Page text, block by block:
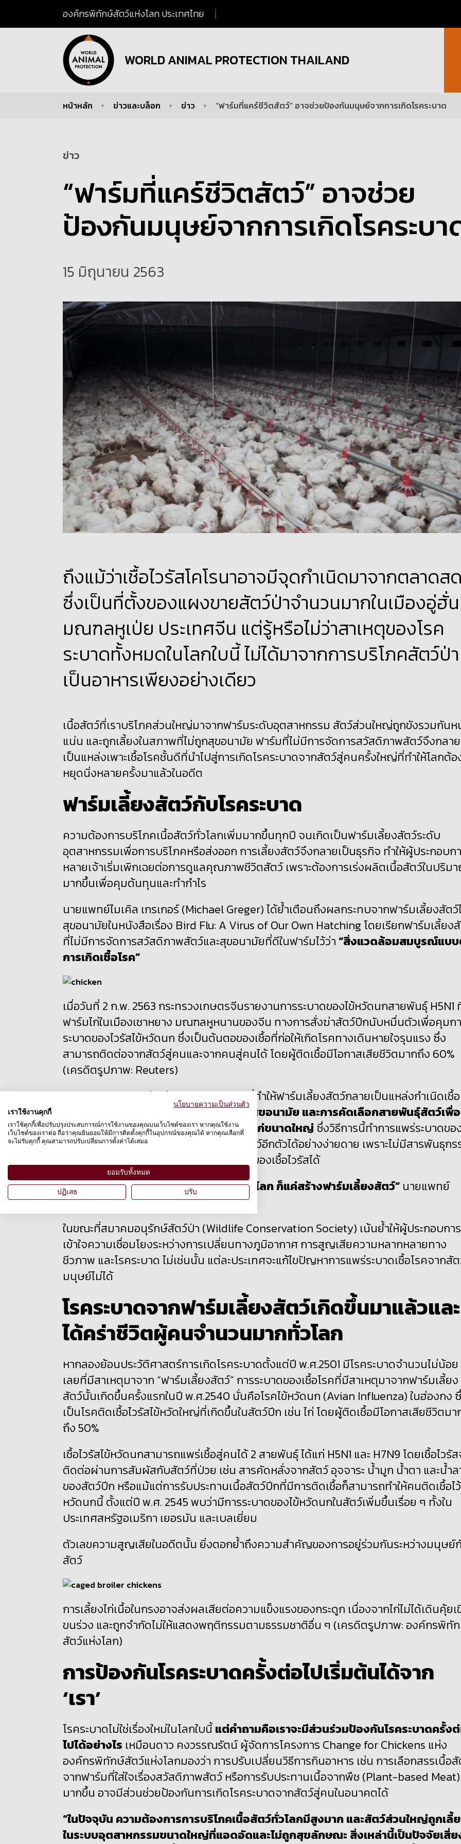
องค์กรพิทักษ์สัตว์แห่งโลก ประเทศไทย
WORLD ANIMAL PROTECTION THAILAND
You are here:หน้าหลัก ข่าวและบล็อก ข่าว “ฟาร์มที่แคร์ชีวิตสัตว์” อาจช่วยป้องกันมนุษย์จากการเกิดโรคระบาด
“ฟาร์มที่แคร์ชีวิตสัตว์” อาจช่วย
ป้องกันมนุษย์จากการเกิดโรคระบา
ข่าว
15 มิถุนายน 2563
ถึงแม้ว่าเชื้อไวรัสโคโรนาอาจมีจุดกำเนิดมาจากตลาดส
ซึ่งเป็นที่ตั้งของแผงขายสัตว์ป่าจำนวนมากในเมืองอู่ฮั่น
มณฑลหูเป่ย ประเทศจีน แต่รู้หรือไม่ว่าสาเหตุของโรค
ระบาดทั้งหมดในโลกใบนี้ ไม่ได้มาจากการบริโภคสัตว์ป่า
เป็นอาหารเพียงอย่างเดียว
เนื้อสัตว์ที่เราบริโภคส่วนใหญ่มาจากฟาร์มระดับอุตสาหกรรม สัตว์ส่วนใหญ่ถูกขังรวมกันห
แน่น และถูกเลี้ยงในสภาพที่ไม่ถูกสุขอนามัย ฟาร์มที่ไม่มีการจัดการสวัสดิภาพสัตว์จึงกลาย
เป็นแหล่งเพาะเชื้อโรคชั้นดีที่นำไปสู่การเกิดโรคระบาดจากสัตว์สู่คนครั้งใหญ่ที่ทำให้โลกต้อ
หยุดนิ่งหลายครั้งมาแล้วในอดีต
ฟาร์มเลี้ยงสัตว์กับโรคระบาด
ความต้องการบริโภคเนื้อสัตว์ทั่วโลกเพิ่มมากขึ้นทุกปี จนเกิดเป็นฟาร์มเลี้ยงสัตว์ระดับ
อุตสาหกรรมเพื่อการบริโภคหรือส่งออก การเลี้ยงสัตว์จึงกลายเป็นธุรกิจ ทำให้ผู้ประกอบก
หลายเจ้าเริ่มเพิกเฉยต่อการดูแลคุณภาพชีวิตสัตว์ เพราะต้องการเร่งผลิตเนื้อสัตว์ในปริม
มากขึ้นเพื่อคุมต้นทุนและทำกำไร
นายแพทย์ไมเคิล เกรเกอร์ (Michael Greger) ได้ย้ำเตือนถึงผลกระทบจากฟาร์มเลี้ยงสัตว์
สุขอนามัยในหนังสือเรื่อง Bird Flu: A Virus of Our Own Hatching โดยเรียกฟาร์มเลี้ยง
ที่ไม่มีการจัดการสวัสดิภาพสัตว์และสุขอนามัยที่ดีในฟาร์มไว้ว่า“สิ่งแวดล้อมสมบูรณ์แบ
การเกิดเชื้อโรค”
เมื่อวันที่ 2 ก.พ. 2563 กระทรวงเกษตรจีนรายงานการระบาดของไข้หวัดนกสายพันธุ์H5N1
ฟาร์มไก่ในเมืองเชาหยาง มณฑลหูหนานของจีน ทางการสั่งฆ่าสัตว์ปีกนับหมื่นตัวเพื่อคุมก
ระบาดของไวรัสไข้หวัดนก ซึ่งเป็นต้นตอของเชื้อที่ก่อให้เกิดโรคทางเดินหายใจรุนแรง ซึ่ง
สามารถติดต่อจากสัตว์สู่คนและจากคนสู่คนได้โดยผู้ติดเชื้อมีโอกาสเสียชีวิตมากถึง 60%
(เครดิตรูปภาพ: Reuters)
นายแพทย์ไมเคิลกล่าวว่าสองเหตุผลหลักที่ทำให้ฟาร์มเลี้ยงสัตว์กลายเป็นแหล่งกำเนิดเชื้อ
สภาพแวดล้อมในฟาร์มขาดสุขอนามัยและการคัดเลือกสายพันธุ์สัตว์เพื่อ
ตอบโจทย์ความต้องการผู้บริโภค เช่น อกไก่ขนาดใหญ่ซึ่งวิธีการนี้ทำการแพร่ระบาดขอ
เชื้อไวรัสสามารถติดต่อจากสัตว์ตัวหนึ่งสู่สัตว์อีกตัวได้อย่างง่ายดาย เพราะไม่มีสารพันธุก
ที่แตกต่างกันมาช่วยหยุดยั้งการแพร่ระบาดของเชื้อไวรัสได้
“ถ้าอยากสร้างโรคระบาดที่จะแพร่ไปได้ทั่วโลก ก็แค่สร้างฟาร์มเลี้ยงสัตว์” นายแพทย์
ไมเคิลกล่าว
ในขณะที่สมาคมอนุรักษ์สัตว์ป่า (Wildlife Conservation Society) เน้นย้ำให้ผู้ประกอบการ
เข้าใจความเชื่อมโยงระหว่างการเปลี่ยนทางภูมิอากาศ การสูญเสียความหลากหลายทาง
ชีวภาพ และโรคระบาด ไม่เช่นนั้น แต่ละประเทศจะแก้ไขปัญหาการแพร่ระบาดเชื้อโรคจากสั
มนุษย์ไม่ได้
โรคระบาดจากฟาร์มเลี้ยงสัตว์เกิดขึ้นมาแล้วและ
ได้คร่าชีวิตผู้คนจำนวนมากทั่วโลก
หากลองย้อนประวัติศาสตร์การเกิดโรคระบาดตั้งแต่ปี พ.ศ.2501 มีโรคระบาดจำนวนไม่น้อย
เลยที่มีสาเหตุมาจาก “ฟาร์มเลี้ยงสัตว์” การระบาดของเชื้อโรคที่มีสาเหตุมาจากฟาร์มเลี้ยง
สัตว์นั้นเกิดขึ้นครั้งแรกในปี พ.ศ.2540 นั่นคือโรคไข้หวัดนก (Avian Influenza) ในฮ่องกง
เป็นโรคติดเชื้อไวรัสไข้หวัดใหญ่ที่เกิดขึ้นในสัตว์ปีก เช่น ไก่ โดยผู้ติดเชื้อมีโอกาสเสียชีวิตมา
ถึง 50%
เชื้อไวรัสไข้หวัดนกสามารถแพร่เชื้อสู่คนได้ 2 สายพันธุ์ ได้แก่ H5N1 และ H7N9 โดยเชื้อไวรัส
ติดต่อผ่านการสัมผัสกับสัตว์ที่ป่วย เช่น สารคัดหลั่งจากสัตว์ อุจจาระ น้ำมูก น้ำตา และน้ำ
ของสัตว์ปีก หรือแม้แต่การรับประทานเนื้อสัตว์ปีกที่มีการติดเชื้อก็สามารถทำให้คนติดเชื้อไว้
หวัดนกนี้ตั้งแต่ปี พ.ศ. 2545 พบว่ามีการระบาดของไข้หวัดนกในสัตว์เพิ่มขึ้นเรื่อย ๆ ทั้งใน
ประเทศสหรัฐอเมริกา เยอรมัน และเบลเยี่ยม
ตัวเลขความสูญเสียในอดีตนั้น ยิ่งตอกย้ำถึงความสำคัญของการอยู่ร่วมกันระหว่างมนุษย์
สัตว์
การเลี้ยงไก่เนื้อในกรงอาจส่งผลเสียต่อความแข็งแรงของกระดูก เนื่องจากไก่ไม่ได้เดินคุ้ยเ
ขนร่วง และถูกจำกัดไม่ให้แสดงพฤติกรรมตามธรรมชาติอื่น ๆ (เครดิตรูปภาพ: องค์กรพิทั
สัตว์แห่งโลก)
การป้องกันโรคระบาดครั้งต่อไปเริ่มต้นได้จาก
‘เรา’
โรคระบาดไม่ใช่เรื่องใหม่ในโลกใบนี้แต่คำถามคือเราจะมีส่วนร่วมป้องกันโรคระบาดครั้ง
ไปได้อย่างไร เหมือนดาว คงวรรณรัตน์ ผู้จัดการโครงการ Change for Chickens แห่ง
องค์กรพิทักษ์สัตว์แห่งโลกมองว่า การปรับเปลี่ยนวิธีการกินอาหาร เช่น การเลือกสรรเนื้อ
จากฟาร์มที่ใส่ใจเรื่องสวัสดิภาพสัตว์ หรือการรับประทานเนื้อจากพืช (Plant-based Meat)
มากขึ้น อาจมีส่วนช่วยป้องกันการเกิดโรคระบาดจากสัตว์สู่คนในอนาคตได้
“ในปัจจุบัน ความต้องการการบริโภคเนื้อสัตว์ทั่วโลกมีสูงมาก และสัตว์ส่วนใหญ่ถูกเลี้
ในระบบอุตสาหกรรมขนาดใหญ่ที่แอดอัดและไม่ถูกสุขลักษณะ สิ่งเหล่านี้เป็นปัจจัยเสี่
นโยบายความเป็นส่วนตัว
เราใช้งานคุกกี้
เราใช้คุกกี้เพื่อปรับปรุงประสบการณ์การใช้งานของคุณบนเว็บไซต์ของเรา หากคุณใช้งาน
เว็บไซต์ของเราต่อ ถือว่าคุณยินยอมให้มีการติดตั้งคุกกี้ในอุปกรณ์ของคุณได้ หากคุณเลือกที่
จะไม่รับคุกกี้ คุณสามารถปรับเปลี่ยนการตั้งค่าได้เสมอ
ยอมรับทั้งหมด
ปฏิเสธ ปรับ